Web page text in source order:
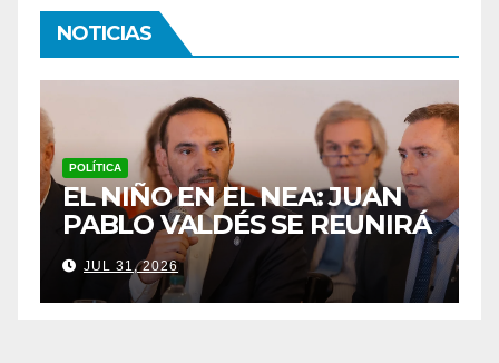
NOTICIAS
POLICIALES
LOS PADRES DE LOAN
ESTÁN PRESENTES EN EL
JUICIO: “NO ME ASUSTA
MÁS NADA”, DIJO JOSÉ
PEÑA
JUL 29, 2026